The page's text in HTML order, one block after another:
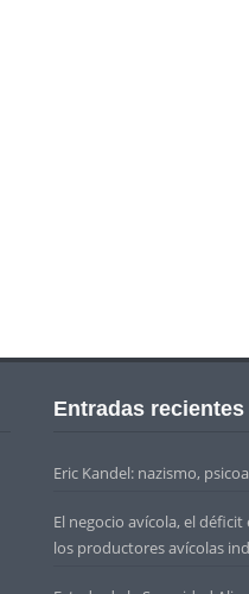
Entradas recientes
Eric Kandel: nazismo,
El negocio avícola, el
los productores avícolas